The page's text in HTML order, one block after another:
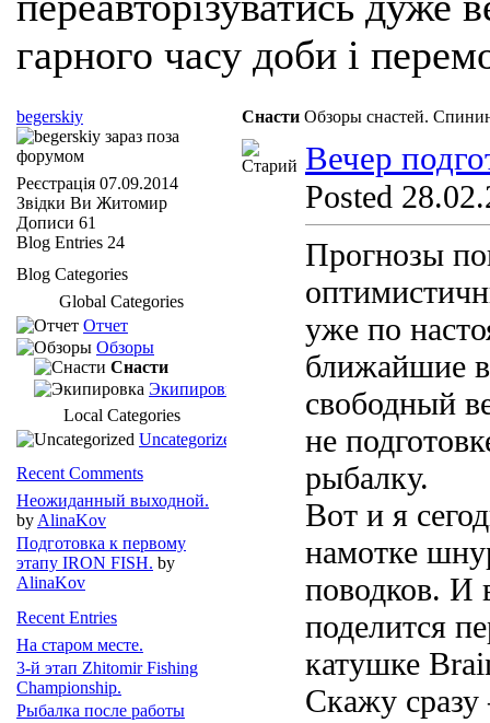
гарного часу доби і
Снасти Обзоры снастей.
Вечер
Posted
Прогнозы
уже по
ближайшие
свободный
не
рыбалку.
Вот и я
намотке
поводков. И
поделится
катушке
Скажу сразу
begerskiy
Реєстрація 07.09.2014
Звідки Ви Житомир
Дописи 61
Blog Entries 24
Blog Categories
Global Categories
Отчет
Обзоры
Снасти
Экипировка
Local Categories
Uncategorized
Recent Comments
Неожиданный выходной.
by AlinaKov
Подготовка к первому
этапу IRON FISH. by
AlinaKov
Recent Entries
На старом месте.
3-й этап Zhitomir Fishing
Championship.
Рыбалка после работы